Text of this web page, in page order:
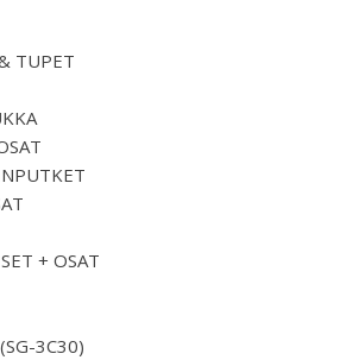
TUPET
+ OSAT
3C30)